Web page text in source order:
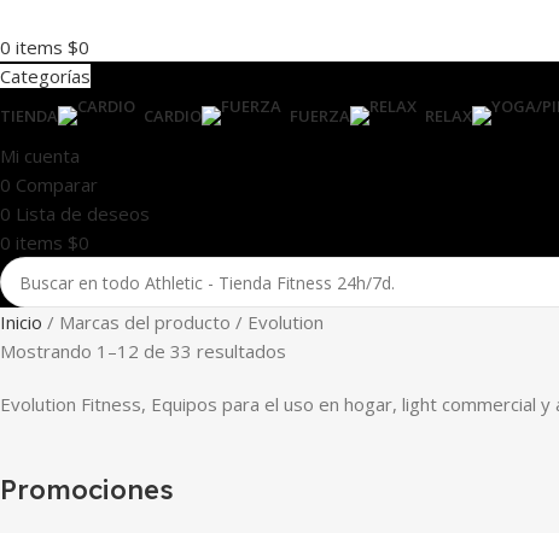
0 items $0
Categorías
TIENDA CARDIO FUERZA RELAX
Mi cuenta
0 Comparar
0 Lista de deseos
0 items $0
Inicio Marcas del producto
Evolution
Mostrando 1–12 de 33 resultados
Evolution Fitness, Equipos para el uso en hogar, light commercial
Promociones